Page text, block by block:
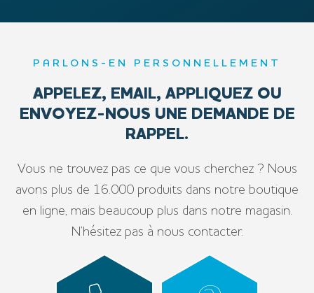
PARLONS-EN PERSONNELLEMENT
APPELEZ, EMAIL, APPLIQUEZ OU
ENVOYEZ-NOUS UNE DEMANDE DE
RAPPEL.
Vous ne trouvez pas ce que vous cherchez ? Nous
avons plus de 16.000 produits dans notre boutique
en ligne, mais beaucoup plus dans notre magasin.
N’hésitez pas à nous contacter.